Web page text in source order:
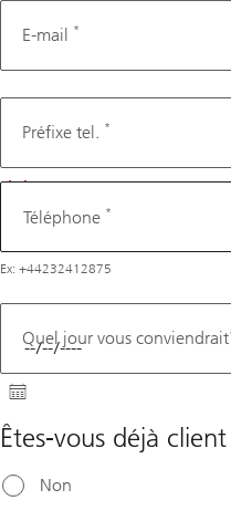
E-mail *
Téléphone
Préfixe tel. *
Téléphone *
Ex: +44232412875
Quel jour vous
Êtes-vous déjà client
Non